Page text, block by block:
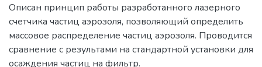
Описан принцип работы разработанного лазерного
счетчика частиц аэрозоля, позволяющий определить
массовое распределение частиц аэрозоля. Проводится
сравнение с результами на стандартной установки для
осаждения частиц на фильтр.